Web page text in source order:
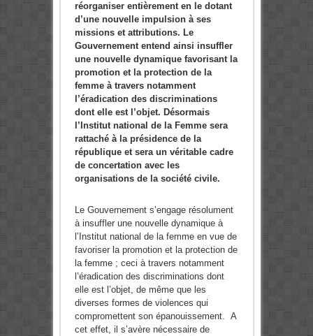
réorganiser entièrement en le dotant
d’une nouvelle impulsion à ses
missions et attributions. Le
Gouvernement entend ainsi insuffler
une nouvelle dynamique favorisant la
promotion et la protection de la
femme à travers notamment
l’éradication des discriminations
dont elle est l’objet. Désormais
l’Institut national de la Femme sera
rattaché à la présidence de la
république et sera un véritable cadre
de concertation avec les
organisations de la société civile.
Le Gouvernement s’engage résolument
à insuffler une nouvelle dynamique à
l’Institut national de la femme en vue de
favoriser la promotion et la protection de
la femme ; ceci à travers notamment
l’éradication des discriminations dont
elle est l’objet, de même que les
diverses formes de violences qui
compromettent son épanouissement. A
cet effet, il s’avère nécessaire de